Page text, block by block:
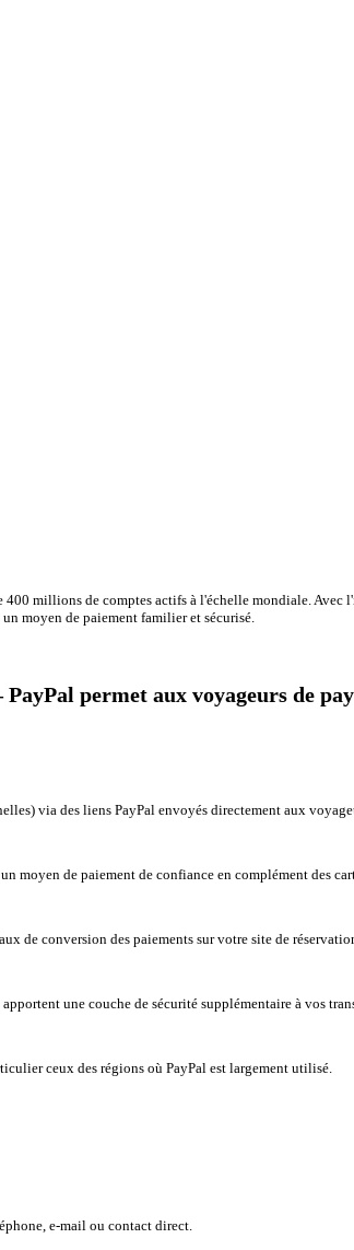
millions de comptes actifs à l'échelle mondiale.
moyen de paiement familier et sécurisé.
permet aux voyageurs de
via des liens PayPal envoyés directement aux
moyen de paiement de confiance en complément des
de conversion des paiements sur votre site de
une couche de sécurité supplémentaire à vos
ceux des régions où PayPal est largement utilisé.
e-mail ou contact direct.